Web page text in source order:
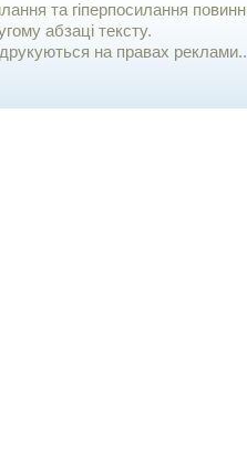
та гіперпосилання
абзаці тексту.
на правах реклами..